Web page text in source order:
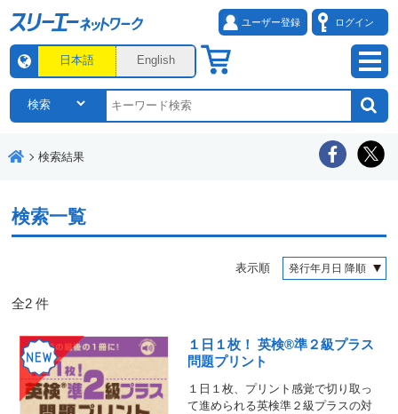
ユーザー登録 ログイン
日本語 English
検索結果
検索一覧
表示順
全2 件
１日１枚！ 英検®準２級プラス
問題プリント
１日１枚、プリント感覚で切り取っ
て進められる英検準２級プラスの対